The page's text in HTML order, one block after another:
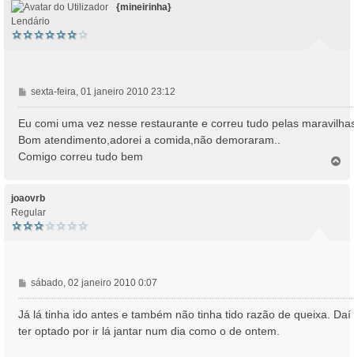
{mineirinha}
Lendário
M
e
n
g
sexta-feira, 01 janeiro 2010 23:12
Eu comi uma vez nesse restaurante e correu tudo pelas
Bom atendimento,adorei a comida,não demoraram..
Comigo correu tudo bem
joaovrb
Regular
M
e
n
sábado, 02 janeiro 2010 0:07
Já lá tinha ido antes e também não tinha tido razão de queixa. Daí
ter optado por ir lá jantar num dia como o de ontem.